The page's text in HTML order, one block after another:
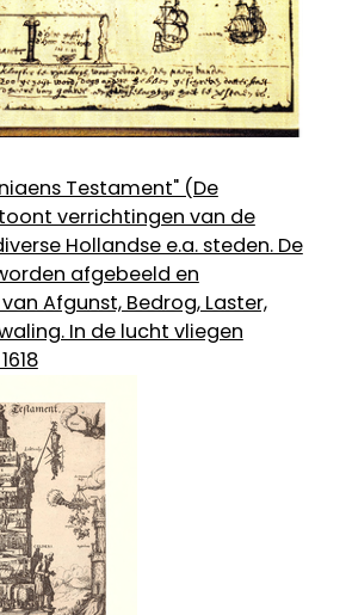
Testament" (De
verrichtingen van de
Hollandse e.a. steden. De
afgebeeld en
Afgunst, Bedrog, Laster,
In de lucht vliegen